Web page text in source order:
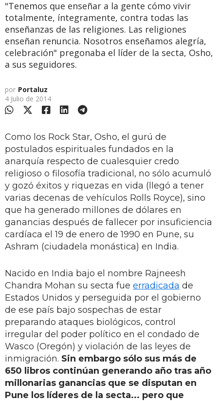
"Tenemos que enseñar a la gente cómo vivir
totalmente, íntegramente, contra todas las
enseñanzas de las religiones. Las religiones
enseñan renuncia. Nosotros enseñamos alegría,
celebración" pregonaba el líder de la secta, Osho,
a sus seguidores.
por Portaluz
4 Julio de 2014
Como los Rock Star, Osho, el gurú de
postulados espirituales fundados en la
anarquía respecto de cualesquier credo
religioso o filosofía tradicional, no sólo acumuló
y gozó éxitos y riquezas en vida (llegó a tener
varias decenas de vehículos Rolls Royce), sino
que ha generado millones de dólares en
ganancias después de fallecer por insuficiencia
cardíaca el 19 de enero de 1990 en Pune, su
Ashram (ciudadela monástica) en India.
Nacido en India bajo el nombre Rajneesh
Chandra Mohan su secta fue erradicada de
Estados Unidos y perseguida por el gobierno
de ese país bajo sospechas de estar
preparando ataques biológicos, control
irregular del poder político en el condado de
Wasco (Oregón) y violación de las leyes de
inmigración. Sin embargo sólo sus más de
650 libros continúan generando año tras año
millonarias ganancias que se disputan en
Pune los líderes de la secta... pero que